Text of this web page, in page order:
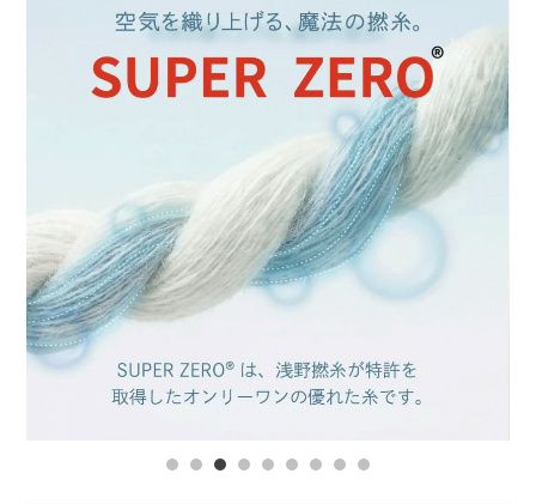
飲料・食品
ログイン
ショップガイド よくあるご質問
ギフト対応について メルマガ登録
コーポレートサイト